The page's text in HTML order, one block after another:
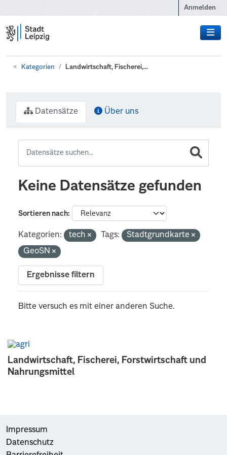
Anmelden
Kategorien Landwirtschaft, Fischerei,...
Landwirtschaft, Fischerei, Forstwirtschaft und
Nahrungsmittel
Datensätze Über uns
Keine Datensätze gefunden
Sortieren nach
Kategorien: tech Tags:
Stadtgrundkarte
GeoSN
Ergebnisse filtern
Bitte versuch es mit einer anderen Suche.
Impressum
Datenschutz